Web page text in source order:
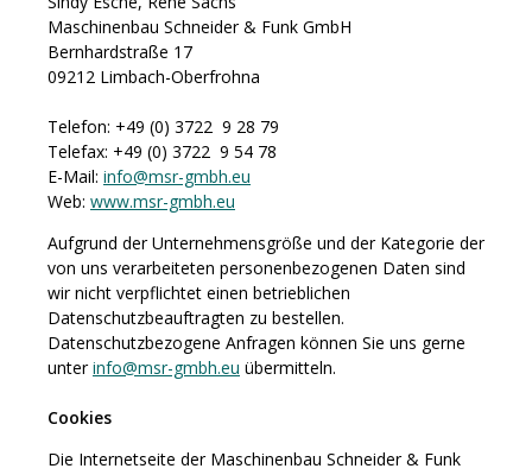
Maschinenbau Schneider & Funk GmbH
Bernhardstraße 17
09212 Limbach-Oberfrohna
Telefon: +49 (0) 3722 9 28 79
Telefax: +49 (0) 3722 9 54 78
E-Mail: info@msr-gmbh.eu
Web: www.msr-gmbh.eu
Aufgrund der Unternehmensgröße und der Kategorie der
von uns verarbeiteten personenbezogenen Daten sind
wir nicht verpflichtet einen betrieblichen
Datenschutzbeauftragten zu bestellen.
Datenschutzbezogene Anfragen können Sie uns gerne
unterinfo@msr-gmbh.eu übermitteln.
Cookies
Die Internetseite der Maschinenbau Schneider & Funk